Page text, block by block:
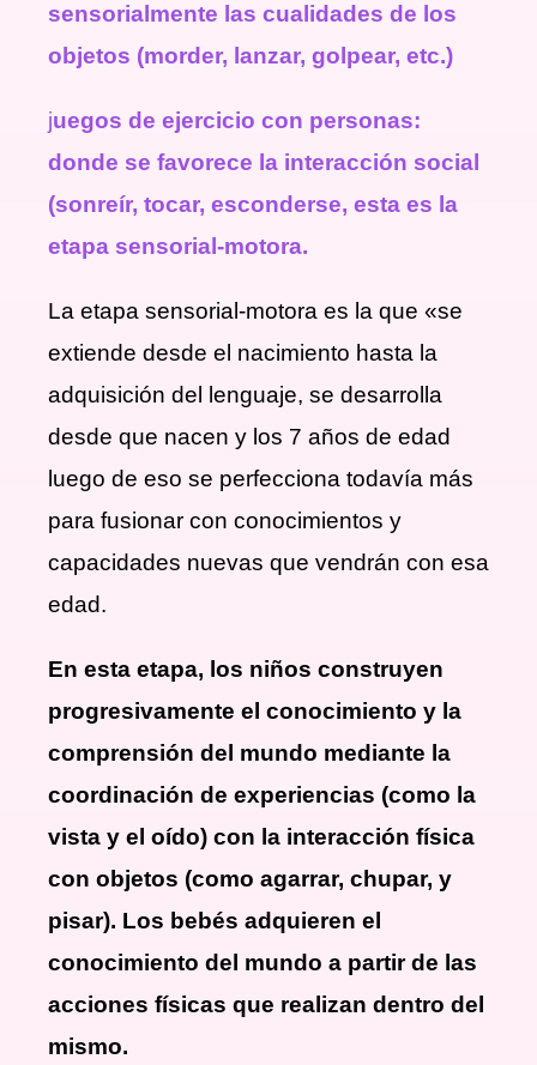
sensorialmente las cualidades de los
objetos (morder, lanzar, golpear, etc.)
juegos de ejercicio con personas:
donde se favorece la interacción social
(sonreír, tocar, esconderse, esta es la
etapa sensorial-motora.
La etapa sensorial-motora es la que «se
extiende desde el nacimiento hasta la
adquisición del lenguaje, se desarrolla
desde que nacen y los 7 años de edad
luego de eso se perfecciona todavía más
para fusionar con conocimientos y
capacidades nuevas que vendrán con esa
edad.
En esta etapa, los niños construyen
progresivamente el conocimiento y la
comprensión del mundo mediante la
coordinación de experiencias (como la
vista y el oído) con la interacción física
con objetos (como agarrar, chupar, y
pisar). Los bebés adquieren el
conocimiento del mundo a partir de las
acciones físicas que realizan dentro del
mismo.